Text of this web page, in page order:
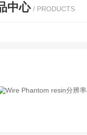
中心 / PRODUCTS